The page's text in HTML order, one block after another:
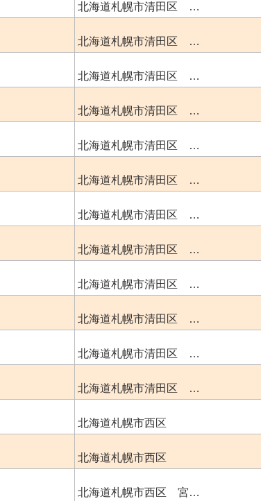
北海道札幌市清田区 …
北海道札幌市清田区 …
北海道札幌市清田区 …
北海道札幌市清田区 …
北海道札幌市清田区 …
北海道札幌市清田区 …
北海道札幌市清田区 …
北海道札幌市清田区 …
北海道札幌市清田区 …
北海道札幌市清田区 …
北海道札幌市清田区 …
北海道札幌市清田区 …
北海道札幌市西区
北海道札幌市西区
北海道札幌市西区 宮…